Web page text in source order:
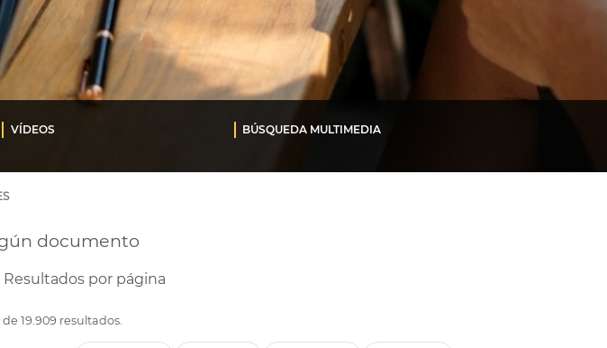
VÍDEOS BÚSQUEDA MULTIMEDIA
documento
por página
de 19.909 resultados.